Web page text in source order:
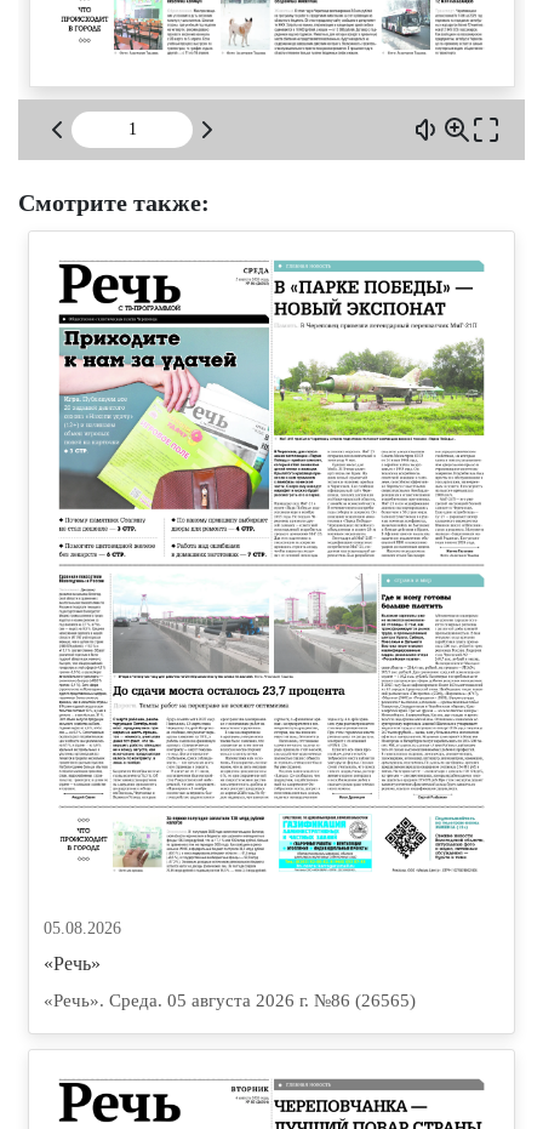
Смотрите также:
05.08.2026
«Речь»
«Речь». Среда. 05 августа 2026 г. №86 (26565)